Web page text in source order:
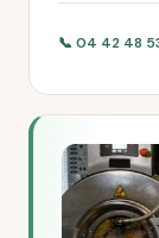
📞 04 42 48